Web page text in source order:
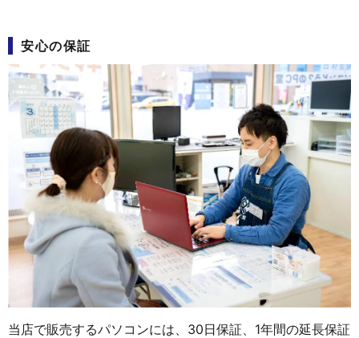
安心の保証
当店で販売するパソコンには、30日保証、1年間の延長保証